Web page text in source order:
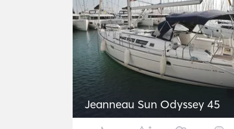
Jeanneau Sun Odyssey 45